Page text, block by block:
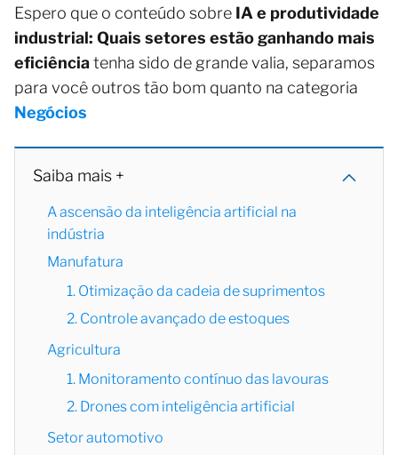
Espero que o conteúdo sobre IA e produtividade
industrial: Quais setores estão ganhando mais
eficiênciatenha sido de grande valia, separamos
para você outros tão bom quanto na categoria
Negócios
Saiba mais +
A ascensão da inteligência artificial na
indústria
Manufatura
1. Otimização da cadeia de suprimentos
2. Controle avançado de estoques
Agricultura
1. Monitoramento contínuo das lavouras
2. Drones com inteligência artificial
Setor automotivo